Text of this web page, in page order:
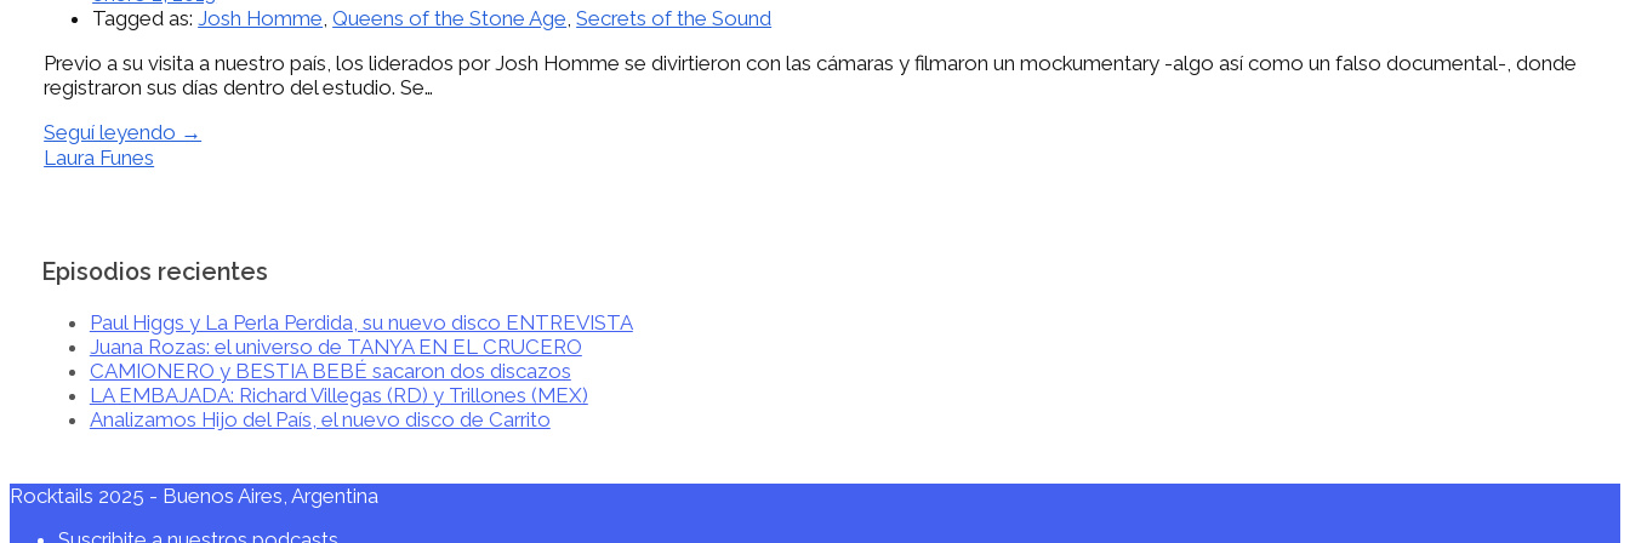
Tagged as:Josh Homme,Queens of the Stone Age,Secrets of the Sound
Previo a su visita a nuestro país, los liderados por Josh Homme se divirtieron con las cámaras y filmaron un mockumentary -algo así como un falso documental-, donde
registraron sus días dentro del estudio. Se…
Seguí leyendo →
Laura Funes
Episodios recientes
Paul Higgs y La Perla Perdida, su nuevo disco ENTREVISTA
Juana Rozas: el universo de TANYA EN EL CRUCERO
CAMIONERO y BESTIA BEBÉ sacaron dos discazos
LA EMBAJADA: Richard Villegas (RD) y Trillones (MEX)
Analizamos Hijo del País, el nuevo disco de Carrito
Rocktails 2025 - Buenos Aires, Argentina